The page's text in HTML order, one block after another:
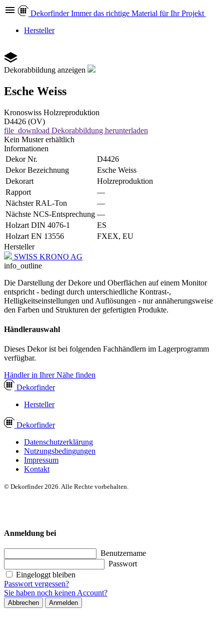
Dekorfinder Immer das richtige Material für Ihr Projekt
Hersteller
Dekorabbildung anzeigen
Esche Weiss
Kronoswiss Holzreproduktion
D4426 (OV)
file_download Dekorabbildung herunterladen
Kein Muster erhältlich
Informationen
Dekor Nr.
D4426
Dekor Bezeichnung
Esche Weiss
Dekorart
Holzreproduktion
Rapport
—
Nächster RAL-Ton
—
Nächste NCS-Entsprechung —
Holzart DIN 4076-1
ES
Holzart EN 13556
FXEX, EU
Hersteller
SWISS KRONO AG
info_outline
Die Darstellung der Dekore und Oberflächen auf einem Monitor
entspricht - bedingt durch unterschiedliche Kontrast-,
Helligkeitseinstellungen und Auflösungen - nur annäherungsweise
den Farben und Strukturen der gefertigten Produkte.
Händlerauswahl
Dieses Dekor ist bei folgenden Fachhändlern im Lagerprogramm
verfügbar.
Händler in Ihrer Nähe finden
Dekorfinder
Hersteller
Dekorfinder
Datenschutzerklärung
Nutzungsbedingungen
Impressum
Kontakt
© Dekorfinder 2026. Alle Rechte vorbehalten.
Anmeldung bei
Benutzername
Passwort
Eingeloggt bleiben
Passwort vergessen?
Sie haben noch keinen Account?
Abbrechen Anmelden